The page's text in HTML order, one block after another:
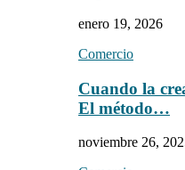
enero 19, 2026
Comercio
Cuando la
El método…
noviembre 26,